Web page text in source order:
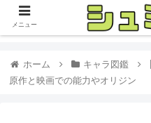
ホーム キャラ図鑑
原作と映画での能力やオリジン
メニュー